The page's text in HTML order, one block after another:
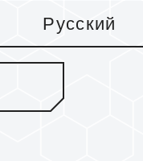
Русский